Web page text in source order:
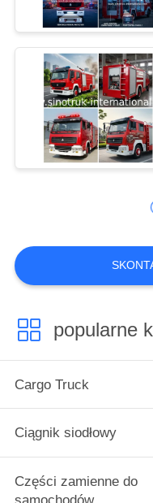
naftowej
popularne
Cargo Truck
Ciągnik siodłowy
Części zamienne do